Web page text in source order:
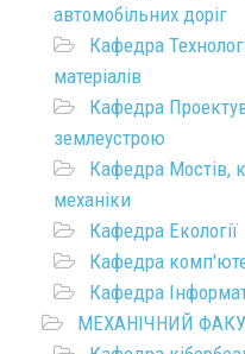
автомобільних доріг
Кафедра
матеріалів
Кафедра
землеустрою
Кафедра Мостів,
механіки
Кафедра Екології
Кафедра
Кафедра
МЕХАНІЧНИЙ